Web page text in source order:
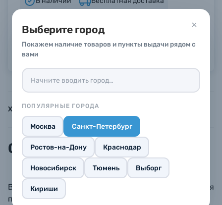
Выберите город
Покажем наличие товаров и пункты выдачи рядом с
вами
ПОПУЛЯРНЫЕ ГОРОДА
Москва Санкт-Петербург
Ростов-на-Дону Краснодар
Новосибирск Тюмень Выборг
Кириши
Б/У фототехника (Комиссионные товары)
Уценённые товары
в5магазинах
от 5 000 р
Гарантия 14 дней
Можно в рассрочку или кредит
Характеристики Инструкции
Описание
Boya BY-B05F поролоновая ветрозащита для
петличных микрофонов (в комплекте 3 шт)